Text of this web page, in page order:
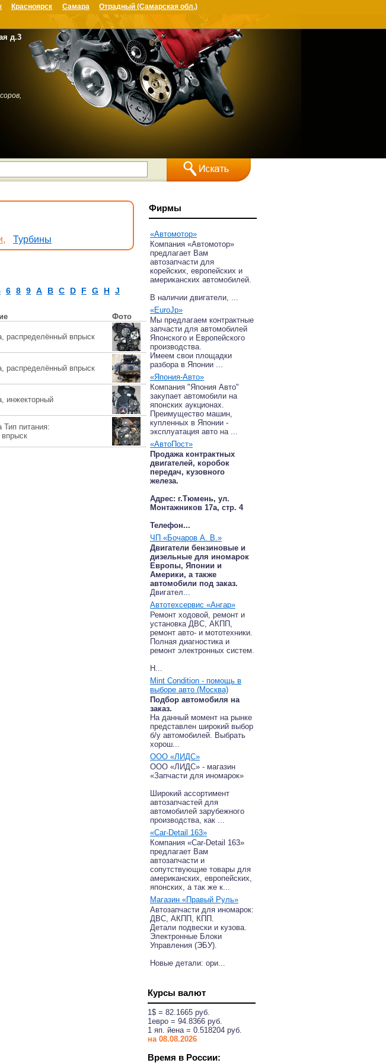
д.3
Красноярск Самара
Отрадный (Самарская обл.)
Турбины
6 8 9 A B C D F G H J
Фото
распределённый впрыск
распределённый впрыск
инжекторный
питания:
Фирмы
«Автомотор»
Компания «Автомотор»
предлагает Вам
автозапчасти для
корейских, европейских и
американских автомобилей.
В наличии двигатели, ...
«EuroJp»
Мы предлагаем контрактные
запчасти для автомобилей
Японского и Европейского
производства.
Имеем свои площадки
разбора в Японии ...
«Япония-Авто»
Компания "Япония Авто"
закупает автомобили на
японских аукционах.
Преимущество машин,
купленных в Японии -
эксплуатация авто на ...
«АвтоПост»
Продажа контрактных
двигателей, коробок
передач, кузовного
железа.
Адрес: г.Тюмень, ул.
Монтажников 17а, стр. 4
Телефон...
ЧП «Бочаров А. В.»
Двигатели бензиновые и
дизельные для иномарок
Европы, Японии и
Америки, а также
автомобили под заказ.
Двигател...
Автотехсервис «Ангар»
Ремонт ходовой, ремонт и
установка ДВС, АКПП,
ремонт авто- и мототехники.
Полная диагностика и
ремонт электронных систем.
Н...
Mint Condition - помощь в
выборе авто (Москва)
Подбор автомобиля на
заказ.
На данный момент на рынке
представлен широкий выбор
б/у автомобилей. Выбрать
хорош...
ООО «ЛИДС»
ООО «ЛИДС» - магазин
«Запчасти для иномарок»
Широкий ассортимент
автозапчастей для
автомобилей зарубежного
производства, как ...
«Car-Detail 163»
Компания «Car-Detail 163»
предлагает Вам
автозапчасти и
сопутствующие товары для
американских, европейских,
японских, а так же к...
Магазин «Правый Руль»
Автозапчасти для иномарок:
ДВС, АКПП, КПП.
Детали подвески и кузова.
Электронные Блоки
Управления (ЭБУ).
Новые детали: ори...
Курсы валют
1$ = 82.1665 руб.
1eвро = 94.8366 руб.
1 яп. йена = 0.518204 руб.
на 08.08.2026
Время в России: